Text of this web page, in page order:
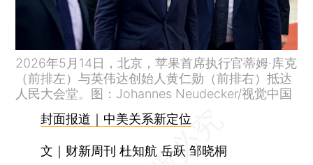
2026年5月14日，北京，苹果首席执行官蒂姆·库克
（前排左）与英伟达创始人黄仁勋（前排右）抵达
人民大会堂。图：Johannes Neudecker/视觉中国
封面报道｜中美关系新定位
文｜财新周刊 杜知航 岳跃 邹晓桐